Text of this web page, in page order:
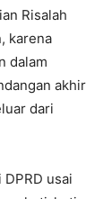
Risalah
karena
dalam
akhir
dari
usai